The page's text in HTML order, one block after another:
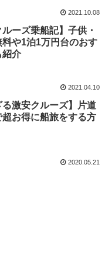
2021.10.08
ルーズ乗船記】子供・
や1泊1万円台のおす
紹介
2021.04.10
る激安クルーズ】片道
超お得に船旅をする方
2020.05.21